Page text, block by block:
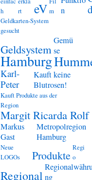
h
rt
eV m
n
d
Geldkarten-System
gesucht
Geldsystem
Gemü
se
Hamburg
Karl-
Peter
Kauft keine
Blutrosen!
Kauft Produkte aus der
Region
Margit Ricarda Rolf
Markus
Gast
Metropolregion
Hamburg
Neue
LOGOs
Produkte
Regi
o
Regional ng